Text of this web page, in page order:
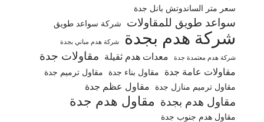
سعر متر الساندوتش بانل جدة
سواعد طويق للمقاولات شركة سواعد طويق
شركة هدم بجدة شركة هدم مباني بجدة
شركة هدم معتمدة جدة معدات هدم ثقيلة مقاولات جدة
مقاولات عامة جدة مقاول بناء جدة
مقاول ترميم جدة
مقاول ترميم منازل جدة
مقاول عظم جدة
مقاول هدم بجدة مقاول هدم جدة
مقاول هدم جنوب جدة